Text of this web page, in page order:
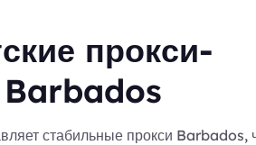
прокси-
стабильные прокси Barbados,